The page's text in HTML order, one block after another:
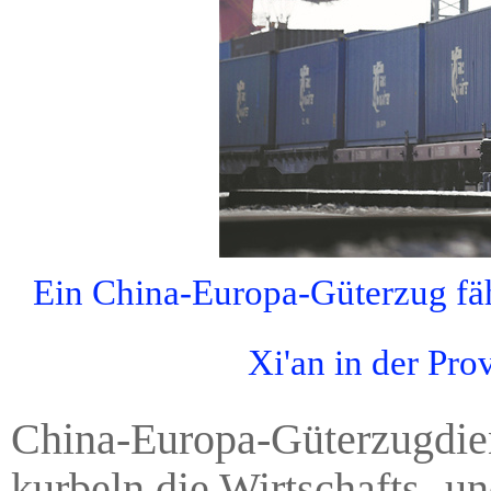
Ein China-Europa-Güterzug
Xi'an in der
China-Europa-